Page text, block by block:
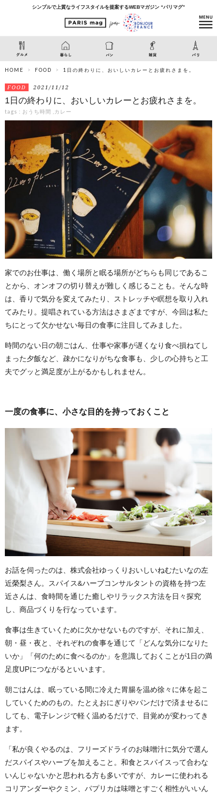
シンプルで上質なライフスタイルを提案するWEBマガジン “パリマグ”
HOME FOOD 1日の終わりに、おいしいカレーとお疲れさまを。
FOOD 2021/11/12
1日の終わりに、おいしいカレーとお疲れさまを。
tags : おうち時間 カレー
家でのお仕事は、働く場所と眠る場所がどちらも同じであるこ
とから、オンオフの切り替えが難しく感じることも。そんな時
は、香りで気分を変えてみたり、ストレッチや瞑想を取り入れ
てみたり。提唱されている方法はさまざまですが、今回は私た
ちにとって欠かせない毎日の食事に注目してみました。
時間のない日の朝ごはん、仕事や家事が遅くなり食べ損ねてし
まった夕飯など、疎かになりがちな食事も、少しの心持ちと工
夫でグッと満足度が上がるかもしれません。
一度の食事に、小さな目的を持っておくこと
お話を伺ったのは、株式会社ゆっくりおいしいねむたいなの左
近榮梨さん。スパイス&ハーブコンサルタントの資格を持つ左
近さんは、食時間を通じた癒しやリラックス方法を日々探究
し、商品づくりを行なっています。
食事は生きていくために欠かせないものですが、それに加え、
朝・昼・夜と、それぞれの食事を通じて「どんな気分になりた
いか」「何のために食べるのか」を意識しておくことが1日の満
足度UPにつながるといいます。
朝ごはんは、眠っている間に冷えた胃腸を温め徐々に体を起こ
していくためのもの。たとえおにぎりやパンだけで済ませるに
しても、電子レンジで軽く温めるだけで、目覚めが変わってき
ます。
「私が良くやるのは、フリーズドライのお味噌汁に気分で選ん
だスパイスやハーブを加えること。和食とスパイスって合わな
いんじゃないかと思われる方も多いですが、カレーに使われる
コリアンダーやクミン、パプリカは味噌とすごく相性がいいん